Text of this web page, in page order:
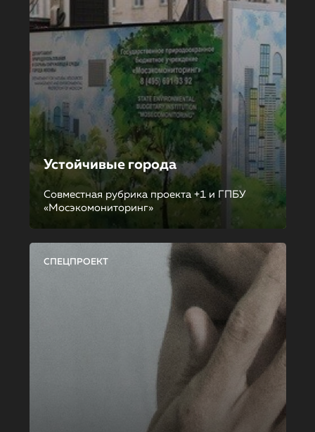
Устойчивые города
Совместная рубрика проекта +1 и ГПБУ
«Мосэкомониторинг»
СПЕЦПРОЕКТ